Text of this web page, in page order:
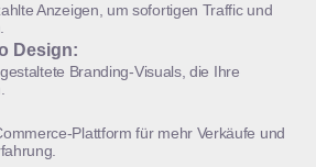
Anzeigen, um sofortigen Traffic und
Design:
Branding-Visuals, die Ihre
Plattform für mehr Verkäufe und